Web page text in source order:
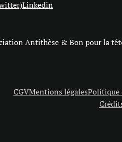
Linkedin
Antithèse & Bon pour la
CGVMentions légalesPolitique